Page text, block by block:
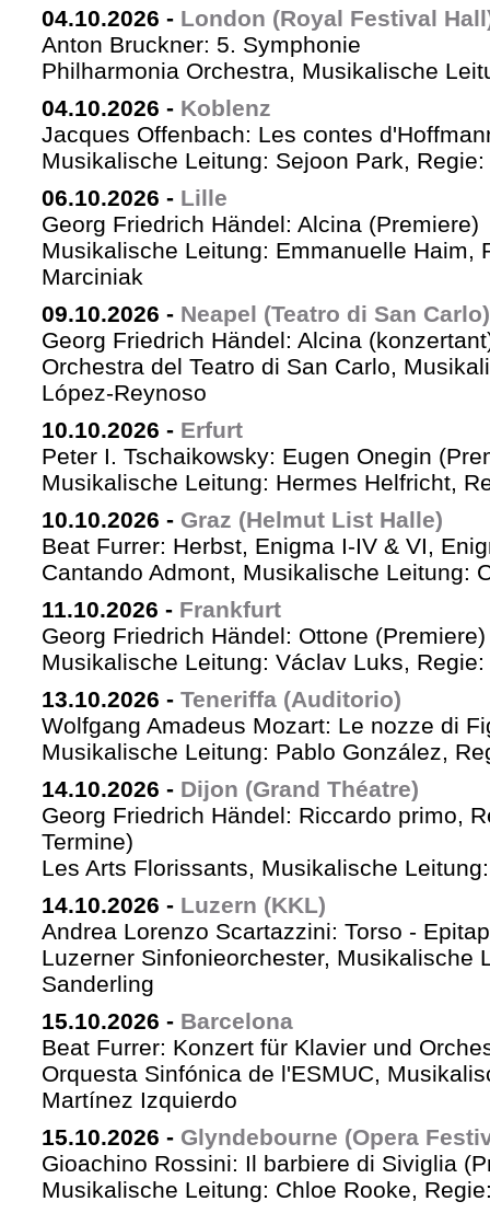
04.10.2026 - London (Royal Festival
Anton Bruckner: 5. Symphonie
Philharmonia Orchestra, Musikalische
04.10.2026 - Koblenz
Jacques Offenbach: Les contes
Musikalische Leitung: Sejoon Park,
06.10.2026 - Lille
Georg Friedrich Händel: Alcina (Premiere)
Musikalische Leitung: Emmanuelle Haim,
Marciniak
09.10.2026 - Neapel (Teatro di San Carlo)
Georg Friedrich Händel: Alcina
Orchestra del Teatro di San Carlo,
López-Reynoso
10.10.2026 - Erfurt
Peter I. Tschaikowsky: Eugen Onegin
Musikalische Leitung: Hermes Helfricht,
10.10.2026 - Graz (Helmut List Halle)
Beat Furrer: Herbst, Enigma I-IV & VI,
Cantando Admont, Musikalische Leitung:
11.10.2026 - Frankfurt
Georg Friedrich Händel: Ottone (Premiere)
Musikalische Leitung: Václav Luks,
13.10.2026 - Teneriffa (Auditorio)
Wolfgang Amadeus Mozart: Le nozze di
Musikalische Leitung: Pablo González,
14.10.2026 - Dijon (Grand Théatre)
Georg Friedrich Händel: Riccardo primo,
Termine)
Les Arts Florissants, Musikalische
14.10.2026 - Luzern (KKL)
Andrea Lorenzo Scartazzini: Torso -
Luzerner Sinfonieorchester, Musikalische
Sanderling
15.10.2026 - Barcelona
Beat Furrer: Konzert für Klavier und
Orquesta Sinfónica de l'ESMUC,
Martínez Izquierdo
15.10.2026 - Glyndebourne (Opera
Gioachino Rossini: Il barbiere di Siviglia
Musikalische Leitung: Chloe Rooke,